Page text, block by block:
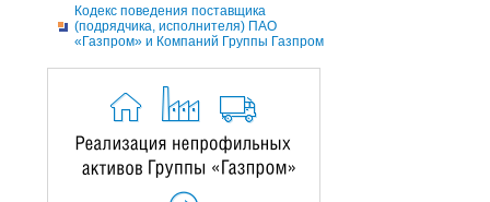
Кодекс поведения поставщика
(подрядчика, исполнителя) ПАО
«Газпром» и Компаний Группы Газпром